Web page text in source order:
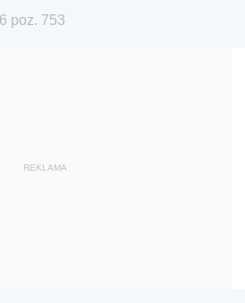
1974
1959
poz. 753
REKLAMA